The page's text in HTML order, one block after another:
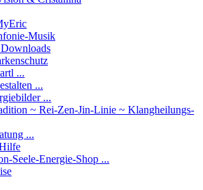
Musik
...
...
...
~ Rei-Zen-Jin-Linie ~ Klangheilungs-
...
Seele-Energie-Shop ...